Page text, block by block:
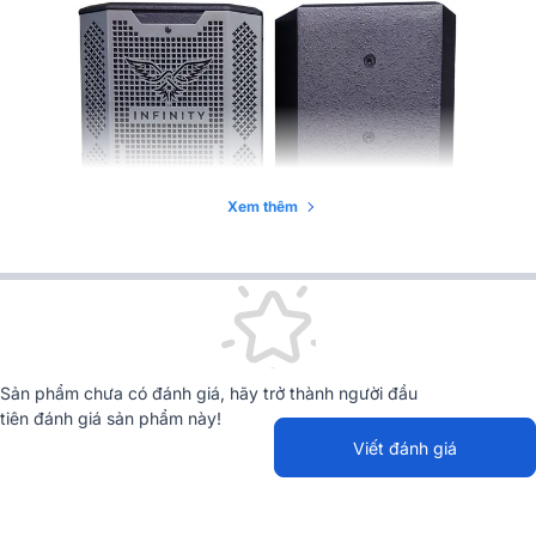
Tổng quan về sản phẩm loa kéo BEST ST-30
Những đánh giá này sẽ giúp bạn có cái nhìn tổng quan của sản
Xem thêm
Sản phẩm chưa có đánh giá, hãy trở thành người đầu
tiên đánh giá sản phẩm này!
Viết đánh giá